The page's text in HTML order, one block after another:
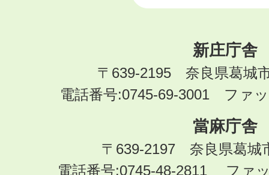
新庄庁舎
〒639-2195 奈良県葛城
電話番号:0745-69-3001 ファ
當麻庁舎
〒639-2197 奈良県葛城
電話番号:0745-48-2811 ファ